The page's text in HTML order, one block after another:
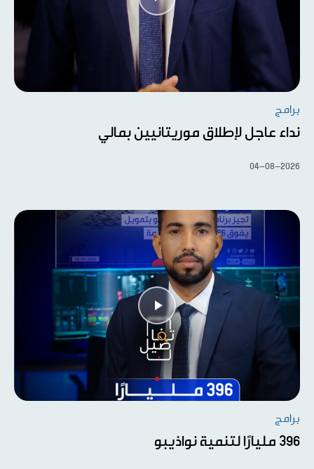
برامج
نداء عاجل لإطلاق موريتانيين بمالي
04-08-2026
برامج
396 مليارًا لتنمية نواذيبو